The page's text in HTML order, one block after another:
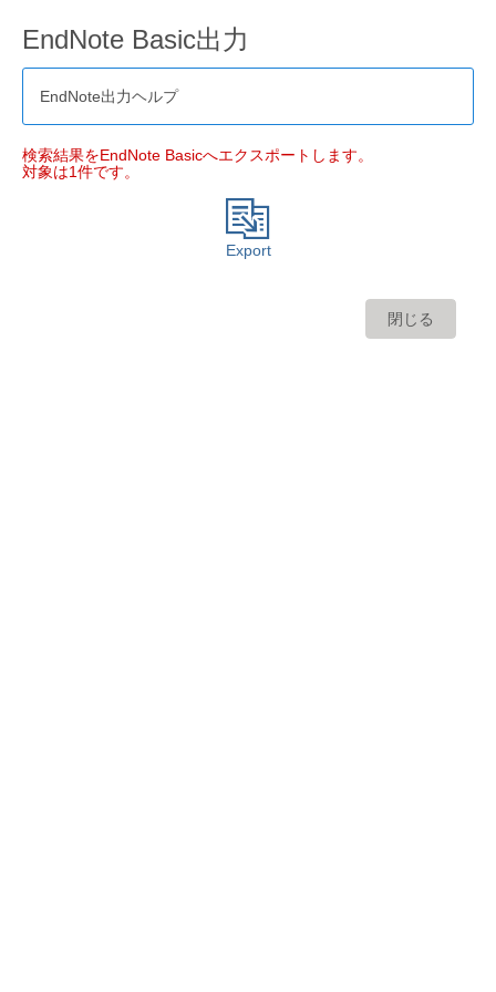
EndNote Basic出力
EndNote出力ヘルプ
検索結果をEndNote Basicへエクスポートします。
対象は1件です。
Export